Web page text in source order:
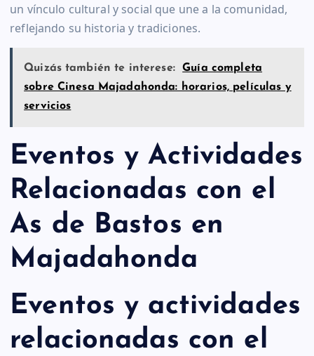
un vínculo cultural y social que une a la comunidad,
reflejando su historia y tradiciones.
Quizás también te interese:
Guía completa
sobre Cinesa Majadahonda: horarios, películas y
servicios
Eventos y Actividades
Relacionadas con el
As de Bastos en
Majadahonda
Eventos y actividades
relacionadas con el